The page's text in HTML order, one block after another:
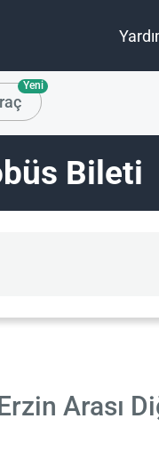
Yeni
Bileti
Arası